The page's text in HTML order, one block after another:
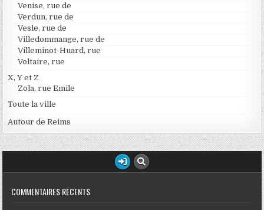
Venise, rue de
Verdun, rue de
Vesle, rue de
Villedommange, rue de
Villeminot-Huard, rue
Voltaire, rue
X, Y et Z
Zola, rue Emile
Toute la ville
Autour de Reims
COMMENTAIRES RÉCENTS